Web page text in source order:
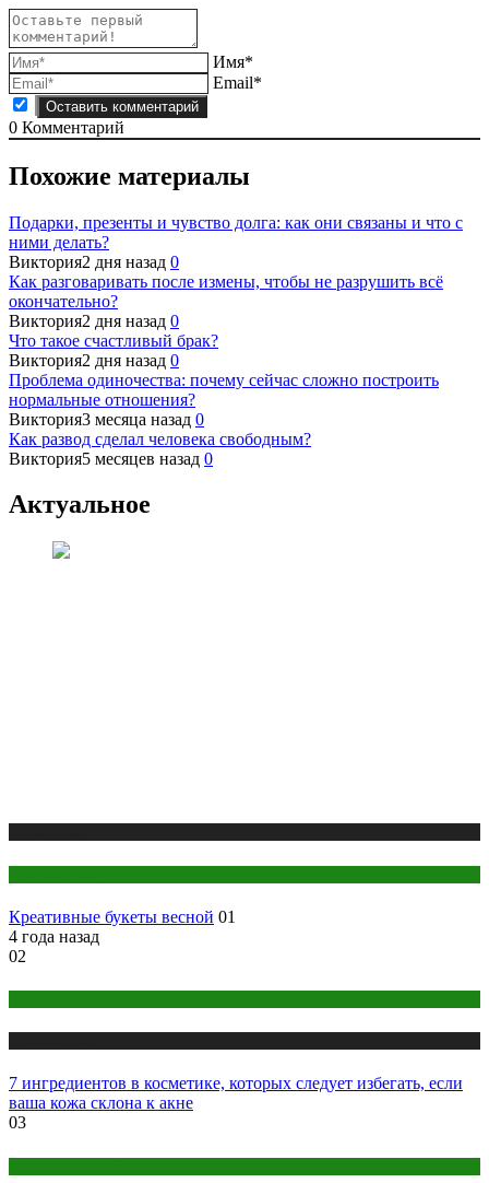
Имя*
Email*
0 Комментарий
Похожие материалы
Подарки, презенты и чувство долга: как они связаны и что с
ними делать?
Виктория2 дня назад 0
Как разговаривать после измены, чтобы не разрушить всё
окончательно?
Виктория2 дня назад 0
Что такое счастливый брак?
Виктория2 дня назад 0
Проблема одиночества: почему сейчас сложно построить
нормальные отношения?
Виктория3 месяца назад 0
Как развод сделал человека свободным?
Виктория5 месяцев назад 0
Актуальное
Креативные букеты весной 01
4 года назад
02
7 ингредиентов в косметике, которых следует избегать, если
ваша кожа склона к акне
03